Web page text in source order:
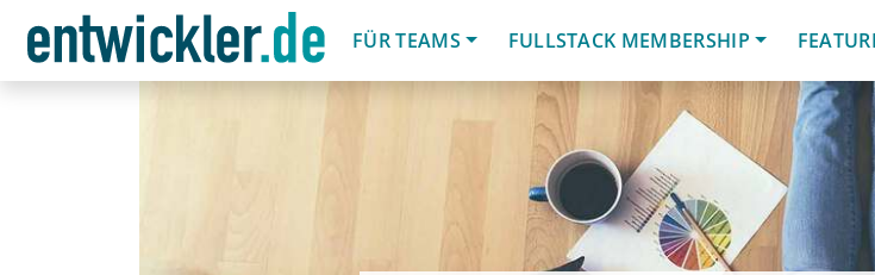
FÜR TEAMS
FULLSTACK MEMBERSHIP